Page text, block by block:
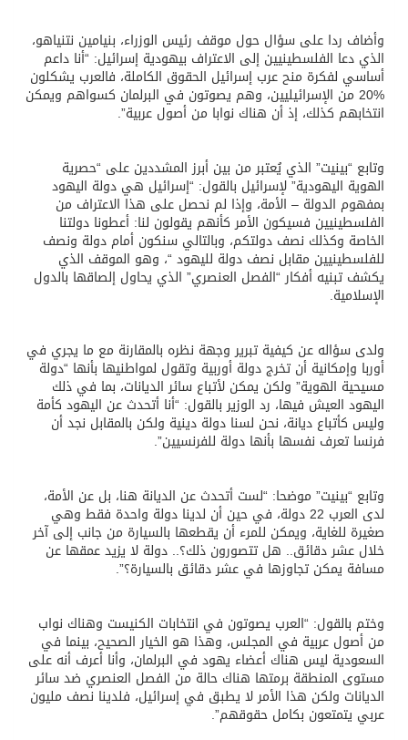
وأضاف ردا على سؤال حول موقف رئيس الوزراء، بنيامين نتنياهو،
الذي دعا الفلسطينيين إلى الاعتراف بيهودية إسرائيل: “أنا داعم
أساسي لفكرة منح عرب إسرائيل الحقوق الكاملة، فالعرب يشكلون
%20 من الإسرائيليين، وهم يصوتون في البرلمان كسواهم ويمكن
انتخابهم كذلك، إذ أن هناك نوابا من أصول عربية”.
وتابع “بينيت” الذي يُعتبر من بين أبرز المشددين على “حصرية
الهوية اليهودية” لإسرائيل بالقول: “إسرائيل هي دولة اليهود
بمفهوم الدولة – الأمة، وإذا لم نحصل على هذا الاعتراف من
الفلسطينيين فسيكون الأمر كأنهم يقولون لنا: أعطونا دولتنا
الخاصة وكذلك نصف دولتكم، وبالتالي سنكون أمام دولة ونصف
للفلسطينيين مقابل نصف دولة لليهود “، وهو الموقف الذي
يكشف تبنيه أفكار “الفصل العنصري” الذي يحاول إلصاقها بالدول
الإسلامية.
ولدى سؤاله عن كيفية تبرير وجهة نظره بالمقارنة مع ما يجري في
أوربا وإمكانية أن تخرج دولة أوربية وتقول لمواطنيها بأنها “دولة
مسيحية الهوية” ولكن يمكن لأتباع سائر الديانات، بما في ذلك
اليهود العيش فيها، رد الوزير بالقول: “أنا أتحدث عن اليهود كأمة
وليس كأتباع ديانة، نحن لسنا دولة دينية ولكن بالمقابل نجد أن
فرنسا تعرف نفسها بأنها دولة للفرنسيين”.
وتابع “بينيت” موضحا: “لست أتحدث عن الديانة هنا، بل عن الأمة،
لدى العرب 22 دولة، في حين أن لدينا دولة واحدة فقط وهي
صغيرة للغاية، ويمكن للمرء أن يقطعها بالسيارة من جانب إلى آخر
خلال عشر دقائق.. هل تتصورون ذلك؟.. دولة لا يزيد عمقها عن
مسافة يمكن تجاوزها في عشر دقائق بالسيارة؟”.
وختم بالقول: “العرب يصوتون في انتخابات الكنيست وهناك نواب
من أصول عربية في المجلس، وهذا هو الخيار الصحيح، بينما في
السعودية ليس هناك أعضاء يهود في البرلمان، وأنا أعرف أنه على
مستوى المنطقة برمتها هناك حالة من الفصل العنصري ضد سائر
الديانات ولكن هذا الأمر لا يطبق في إسرائيل، فلدينا نصف مليون
عربي يتمتعون بكامل حقوقهم”.